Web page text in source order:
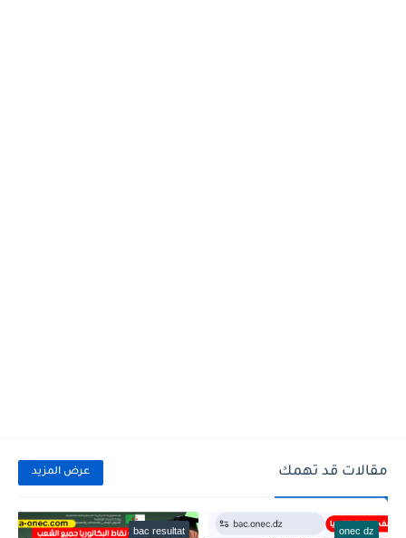
مقالات قد تهمك عرض المزيد
onec dz
bac resultat